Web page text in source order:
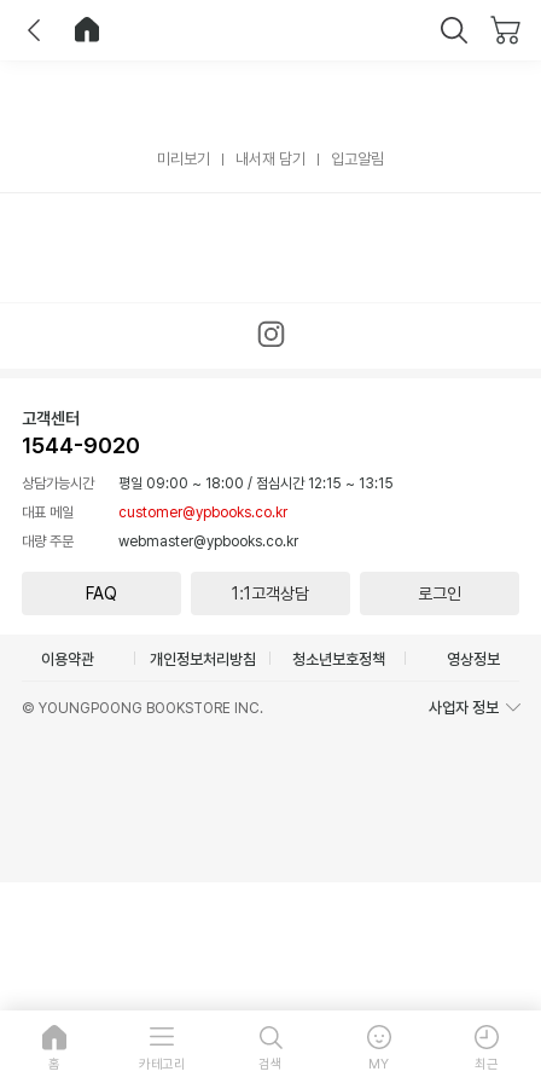
미리보기 내서재 담기 입고알림
고객센터
1544-9020
상담가능시간 평일 09:00 ~ 18:00 / 점심시간 12:15 ~ 13:15
대표 메일
customer@ypbooks.co.kr
대량 주문
webmaster@ypbooks.co.kr
FAQ 1:1고객상담 로그인
이용약관 개인정보처리방침 청소년보호정책 영상정보
© YOUNGPOONG BOOKSTORE INC. 사업자 정보
홈 카테고리 검색 MY 최근